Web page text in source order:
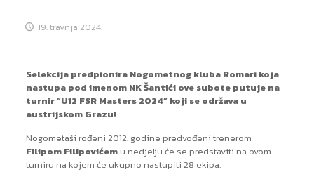
19. travnja 2024.
Selekcija predpionira Nogometnog kluba Romari koja
nastupa pod imenom NK Šantići ove subote putuje na
turnir “U12 FSR Masters 2024” koji se održava u
austrijskom Grazu!
Nogometaši rođeni 2012. godine predvođeni trenerom
Filipom Filipovićemu nedjelju će se predstaviti na ovom
turniru na kojem će ukupno nastupiti 28 ekipa.